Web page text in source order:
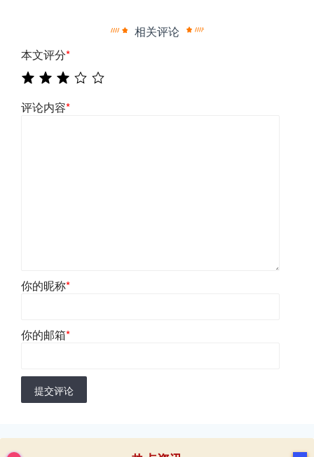
相关评论
本文评分*
评论内容*
你的昵称*
你的邮箱*
提交评论